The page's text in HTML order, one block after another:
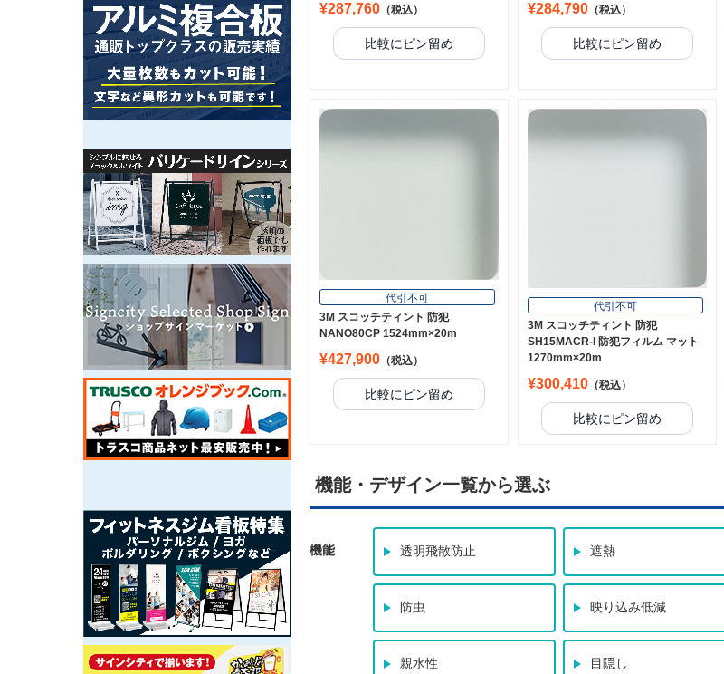
¥287,760 （税込）
比較にピン留め
¥284,790 （税込）
比較にピン留め
代引不可
3M スコッチティント 防犯
NANO80CP 1524mm×20m
¥427,900 （税込）
比較にピン留め
代引不可
3M スコッチティント 防犯
SH15MACR-I 防犯フィルム マット
1270mm×20m
¥300,410 （税込）
比較にピン留め
機能・デザイン一覧から選ぶ
機能 透明飛散防止 遮熱
防虫 映り込み低減
親水性 目隠し